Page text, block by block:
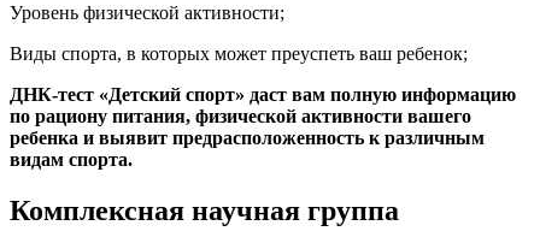
Уровень физической активности;
Виды спорта, в которых может преуспеть ваш ребенок;
ДНК-тест «Детский спорт» даст вам полную информацию
по рациону питания, физической активности вашего
ребенка и выявит предрасположенность к различным
видам спорта.
Комплексная научная группа